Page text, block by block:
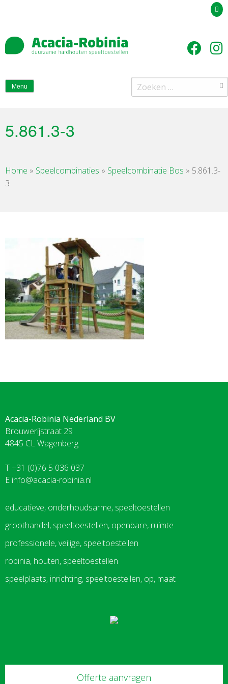
Menu
Zoeken
naar:
5.861.3-3
Home » Speelcombinaties » Speelcombinatie Bos » 5.861.3-
3
Acacia-Robinia Nederland BV
Brouwerijstraat 29
4845 CL Wagenberg
T +31 (0)76 5 036 037
E info@acacia-robinia.nl
educatieve, onderhoudsarme, speeltoestellen
groothandel, speeltoestellen, openbare, ruimte
professionele, veilige, speeltoestellen
robinia, houten, speeltoestellen
speelplaats, inrichting, speeltoestellen, op, maat
Offerte aanvragen